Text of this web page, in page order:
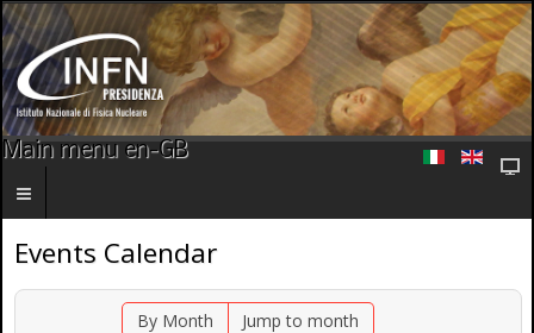
Main menu en-GB
Events Calendar
By Month Jump to month